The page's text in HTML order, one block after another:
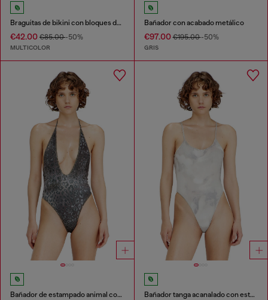
Braguitas de bikini con bloques de color
€42.00 €85.00-50%
MULTICOLOR
Bañador con acabado metálico
€97.00€195.00-50%
GRIS
Bañador de estampado animal con escote profundo Bañador tanga acanalado con estampado de camuflaje